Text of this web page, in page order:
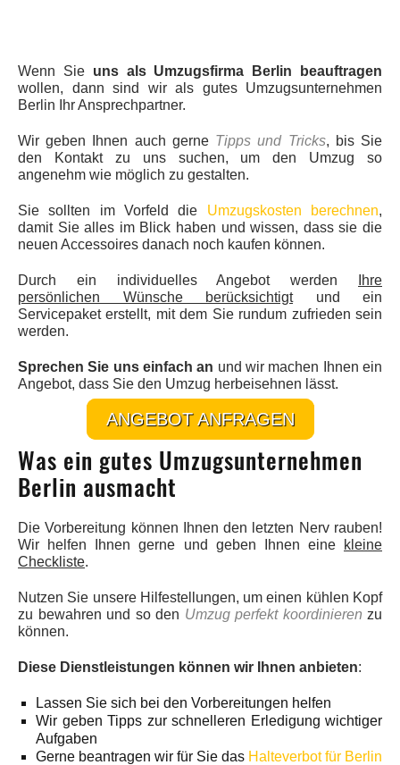
Wenn Sie uns als Umzugsfirma Berlin beauftragen
wollen, dann sind wir als gutes Umzugsunternehmen
Berlin Ihr Ansprechpartner.
Wir geben Ihnen auch gerne Tipps und Tricks, bis Sie
den Kontakt zu uns suchen, um den Umzug so
angenehm wie möglich zu gestalten.
Sie sollten im Vorfeld die Umzugskosten berechnen,
damit Sie alles im Blick haben und wissen, dass sie die
neuen Accessoires danach noch kaufen können.
Durch ein individuelles Angebot werden
Ihre
persönlichen Wünsche berücksichtigtund ein
Servicepaket erstellt, mit dem Sie rundum zufrieden sein
werden.
Sprechen Sie uns einfach an und wir machen Ihnen ein
Angebot, dass Sie den Umzug herbeisehnen lässt.
ANGEBOT ANFRAGEN
Was ein gutes Umzugsunternehmen
Berlin ausmacht
Die Vorbereitung können Ihnen den letzten Nerv rauben!
Wir helfen Ihnen gerne und geben Ihnen eine
kleine
Checkliste.
Nutzen Sie unsere Hilfestellungen, um einen kühlen Kopf
zu bewahren und so den Umzug perfekt koordinieren zu
können.
Diese Dienstleistungen können wir Ihnen anbieten:
Lassen Sie sich bei den Vorbereitungen helfen
Wir geben Tipps zur schnelleren Erledigung wichtiger
Aufgaben
Gerne beantragen wir für Sie das Halteverbot für Berlin